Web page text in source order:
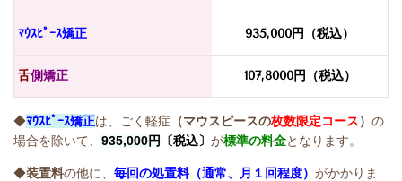
ﾏｳｽﾋﾟｰｽ矯正 935,000円（税込）
舌側矯正 107,8000円 （税込）
◆ﾏｳｽﾋﾟｰｽ矯正は、ごく軽症 （マウスピースの枚数限定コース） の
場合を除いて、 935,000円 〔税込〕 が標準の料金となります。
◆装置料の他に、 毎回の処置料（通常、月１回程度） がかかりま